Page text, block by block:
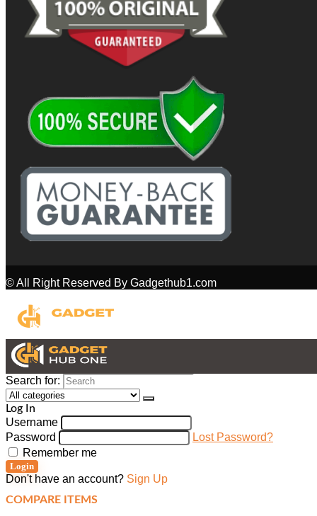
© All Right Reserved By Gadgethub1.com
Search for:
Log In
Username
Password
Lost Password?
Remember me
Login
Don't have an account? Sign Up
COMPARE ITEMS